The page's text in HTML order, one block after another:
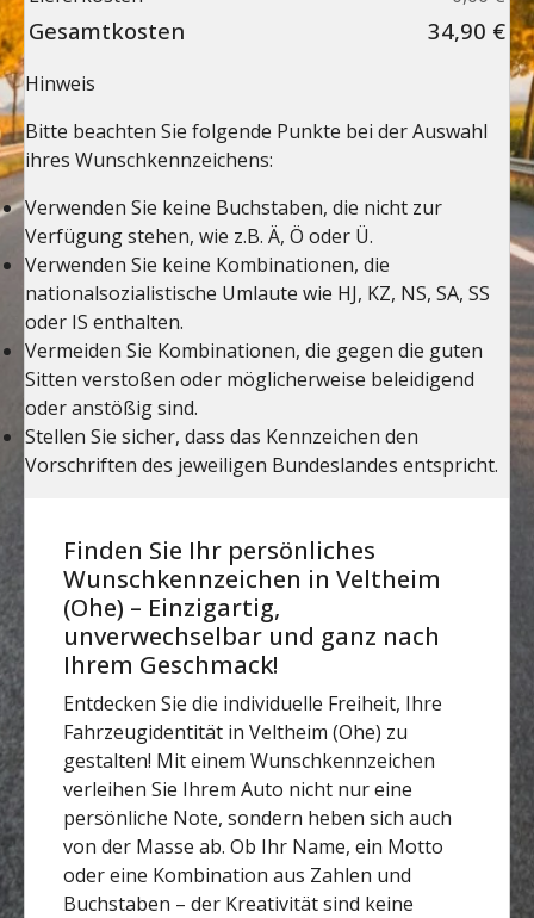
Finden Sie Ihr persönliches
Wunschkennzeichen in Veltheim
(Ohe) – Einzigartig,
unverwechselbar und ganz nach
Ihrem Geschmack!
Entdecken Sie die individuelle Freiheit, Ihre
Fahrzeugidentität in Veltheim (Ohe) zu
gestalten! Mit einem Wunschkennzeichen
verleihen Sie Ihrem Auto nicht nur eine
persönliche Note, sondern heben sich auch
von der Masse ab. Ob Ihr Name, ein Motto
oder eine Kombination aus Zahlen und
Buchstaben – der Kreativität sind keine